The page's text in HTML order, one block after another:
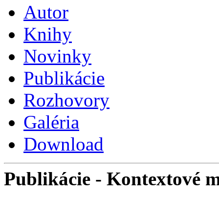
Autor
Knihy
Novinky
Publikácie
Rozhovory
Galéria
Download
Publikácie - Kontextové